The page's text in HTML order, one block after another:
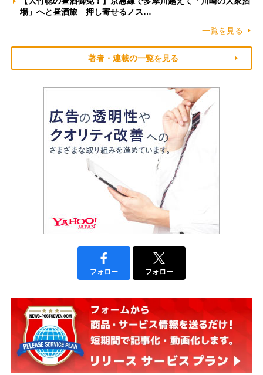
場」へと昼酒旅 押し寄せるノス…
一覧を見る
著者・連載の一覧を見る
フォロー フォロー